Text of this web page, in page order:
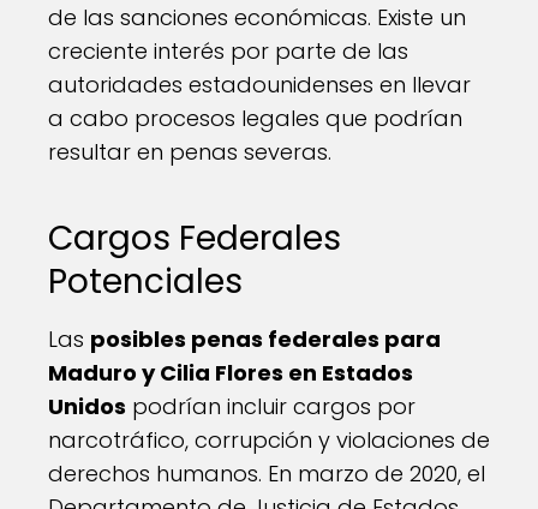
de las sanciones económicas. Existe un
creciente interés por parte de las
autoridades estadounidenses en llevar
a cabo procesos legales que podrían
resultar en penas severas.
Cargos Federales
Potenciales
Las posibles penas federales para
Maduro y Cilia Flores en Estados
Unidos podrían incluir cargos por
narcotráfico, corrupción y violaciones de
derechos humanos. En marzo de 2020, el